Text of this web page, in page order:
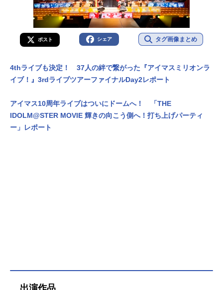
ポスト シェア タグ画像まとめ
4thライブも決定！ 37人の絆で繋がった『アイマスミリオンラ
イブ！』3rdライブツアーファイナルDay2レポート
アイマス10周年ライブはついにドームへ！ 「THE
IDOLM@STER MOVIE 輝きの向こう側へ！打ち上げパーティ
ー」レポート